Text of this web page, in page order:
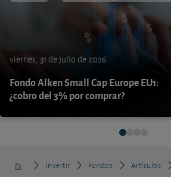
viernes, 31 de julio de 2026
Fondo Alken Small Cap Europe EU1:
¿cobro del 3% por comprar?
Invertir Fondos Artículos